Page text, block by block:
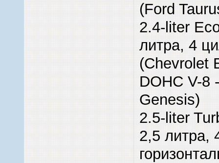
(Ford
2.4-liter
литра, 4
(Chevrolet
DOHC V-8
Genesis)
2.5-liter
2,5 литра,